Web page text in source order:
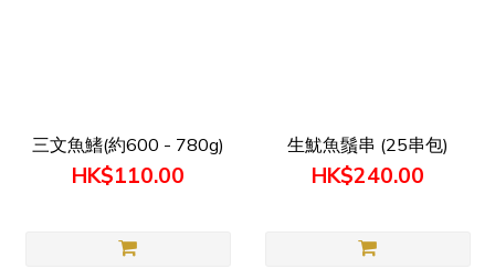
三文魚鰭(約600 - 780g)
HK$110.00
生魷魚鬚串 (25串包)
HK$240.00